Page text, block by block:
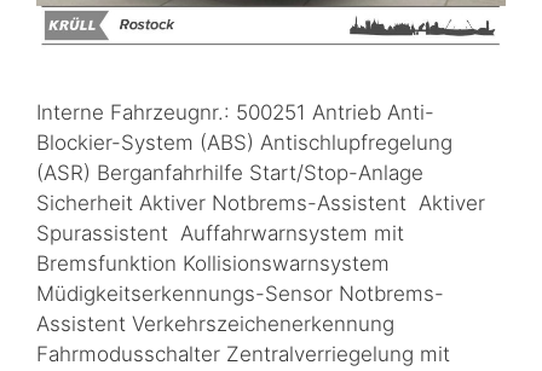
Interne Fahrzeugnr.: 500251 Antrieb Anti-
Blockier-System (ABS) Antischlupfregelung
(ASR) Berganfahrhilfe Start/Stop-Anlage
Sicherheit Aktiver Notbrems-Assistent Aktiver
Spurassistent Auffahrwarnsystem mit
Bremsfunktion Kollisionswarnsystem
Müdigkeitserkennungs-Sensor Notbrems-
Assistent Verkehrszeichenerkennung
Fahrmodusschalter Zentralverriegelung mit